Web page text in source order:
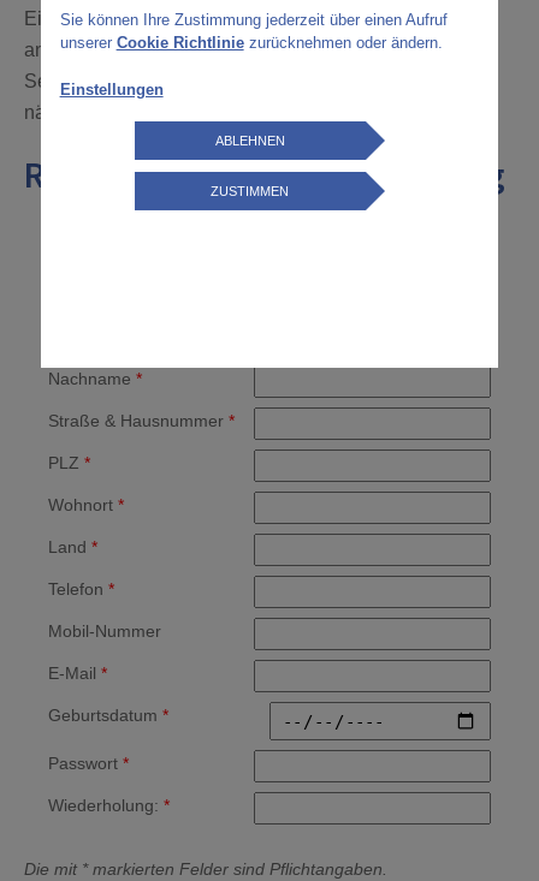
Einschränkung zugänglich. Sobald Sie sich erfolgreich
angemeldet haben, erhalten sie Zugang zu allen
Services des Patientenprogramms und können sich im
nächsten Schritt auf der Webseite anmelden.
Registrierung und Einwilligung
in den Datenumgang
Nachname *
Straße & Hausnummer *
PLZ *
Wohnort *
Land *
Telefon *
Mobil-Nummer
E-Mail *
Geburtsdatum *
Passwort *
Wiederholung: *
Die mit * markierten Felder sind Pflichtangaben.
Sie können Ihre Zustimmung jederzeit über einen Aufruf
unserer Cookie Richtliniezurücknehmen oder ändern.
Einstellungen
ABLEHNEN
ZUSTIMMEN